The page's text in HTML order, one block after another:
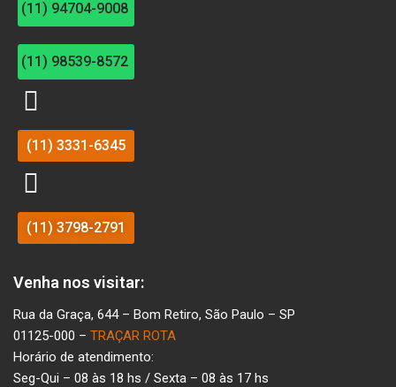
(11) 94704-9008
(11) 98539-8572
(11) 3331-6345
(11) 3798-2791
Venha nos visitar:
Rua da Graça, 644 – Bom Retiro, São Paulo – SP
01125-000 – TRAÇAR ROTA
Horário de atendimento:
Seg-Qui – 08 às 18 hs / Sexta – 08 às 17 hs